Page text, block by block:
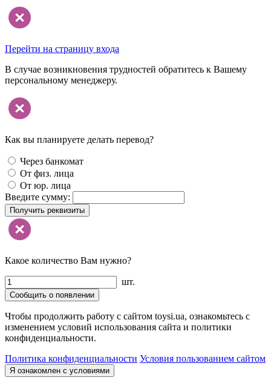
Перейти на страницу входа
В случае возникновения трудностей обратитесь к Вашему
персональному менеджеру.
Как вы планируете делать перевод?
Через банкомат
От физ. лица
От юр. лица
Введите сумму:
Получить реквизиты
Какое количество Вам нужно?
шт.
Сообщить о появлении
Чтобы продолжить работу с сайтом toysi.ua, ознакомьтесь с
изменением условий использования сайта и политики
конфиденциальности.
Политика конфиденциальности Условия пользованием сайтом
Я ознакомлен с условиями